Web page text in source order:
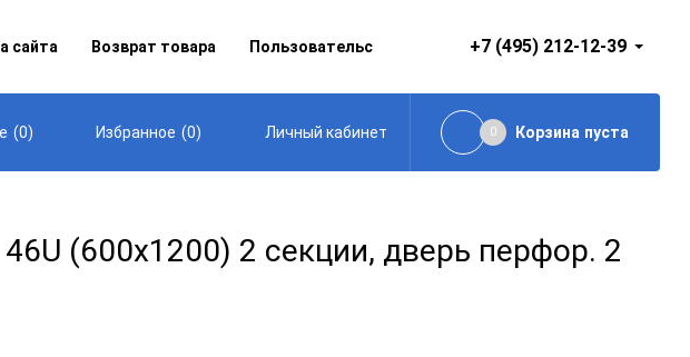
сайта Возврат товара Пользовательское соглашение+7 (495) 212-12-39
(0) Избранное (0) Личный кабинет 0 Корзина пуста
(600x1200) 2 секции, дверь перфор. 2